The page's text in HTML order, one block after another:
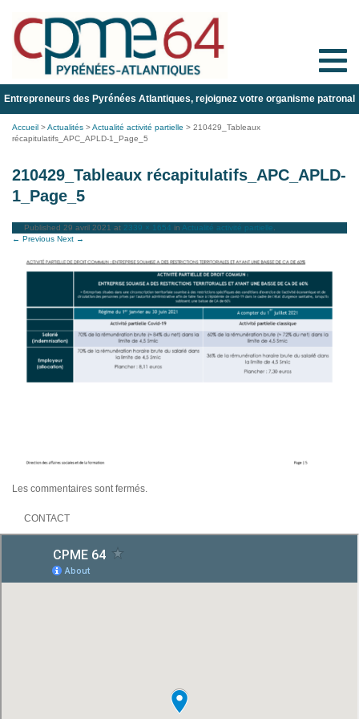
Toggle
Entrepreneurs des Pyrénées Atlantiques, rejoignez votre organisme patronal
Accueil >Actualités >Actualité activité partielle > 210429_Tableaux
récapitulatifs_APC_APLD-1_Page_5
210429_Tableaux récapitulatifs_APC_APLD-
1_Page_5
Published 29 avril 2021 at 2339 × 1654 in Actualité activité partielle
← Previous Next →
Les commentaires sont fermés.
CONTACT